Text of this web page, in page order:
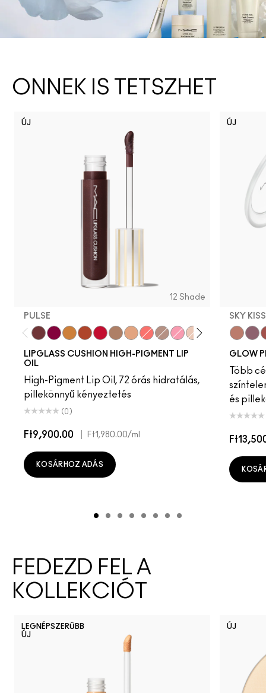
ÖNNEK IS TETSZHET
ÚJ
12 Shade
PULSE
LIPGLASS CUSHION HIGH-PIGMENT LIP
OIL
High-Pigment Lip Oil, 72 órás hidratálás,
pillekönnyű kényeztetés
(0)
Ft9,900.00 Ft1,980.00/ml
KOSÁRHOZ ADÁS
ÚJ
SKY
GLOW
Több
és
FEDEZD FEL A
KOLLEKCIÓT
LEGNÉPSZERŰBB
ÚJ
ÚJ